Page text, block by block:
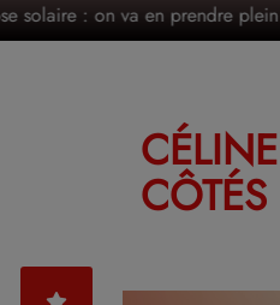
: on va en prendre plein les